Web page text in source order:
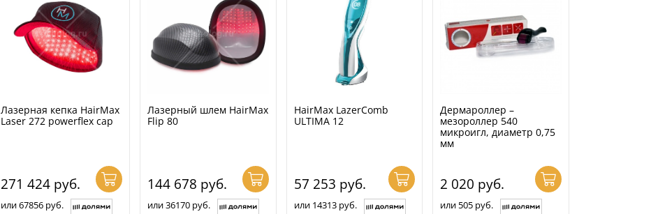
Лазерная кепка HairMax
Laser 272 powerflex cap
271 424 руб.
или 67856 руб.
Лазерный шлем HairMax
Flip 80
144 678 руб.
или 36170 руб.
HairMax LazerComb
ULTIMA 12
57 253 руб.
или 14313 руб.
Дермароллер –
мезороллер 540
микроигл, диаметр 0,75
мм
2 020 руб.
или 505 руб.